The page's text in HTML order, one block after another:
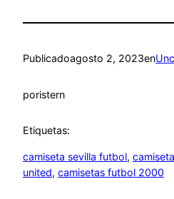
Publicadoagosto 2, 2023en
poristern
Etiquetas:
camiseta sevilla futbol,
united, camisetas futbol 2000